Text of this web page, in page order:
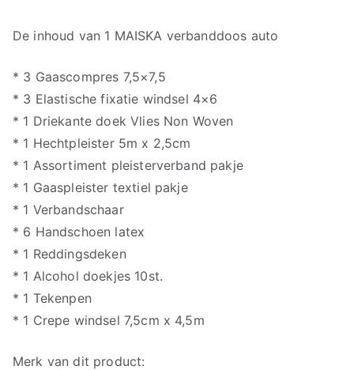
De inhoud van 1 MAISKA verbanddoos auto
* 3 Gaascompres 7,5×7,5
* 3 Elastische fixatie windsel 4×6
* 1 Driekante doek Vlies Non Woven
* 1 Hechtpleister 5m x 2,5cm
* 1 Assortiment pleisterverband pakje
* 1 Gaaspleister textiel pakje
* 1 Verbandschaar
* 6 Handschoen latex
* 1 Reddingsdeken
* 1 Alcohol doekjes 10st.
* 1 Tekenpen
* 1 Crepe windsel 7,5cm x 4,5m
Merk van dit product: